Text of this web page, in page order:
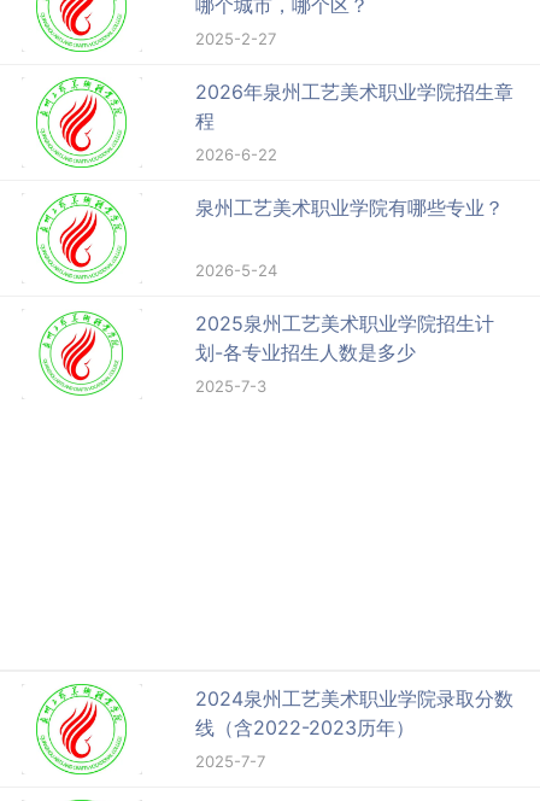
哪个城市，哪个区？
2025-2-27
2026年泉州工艺美术职业学院招生章
程
2026-6-22
泉州工艺美术职业学院有哪些专业？
2026-5-24
2025泉州工艺美术职业学院招生计
划-各专业招生人数是多少
2025-7-3
2024泉州工艺美术职业学院录取分数
线（含2022-2023历年）
2025-7-7